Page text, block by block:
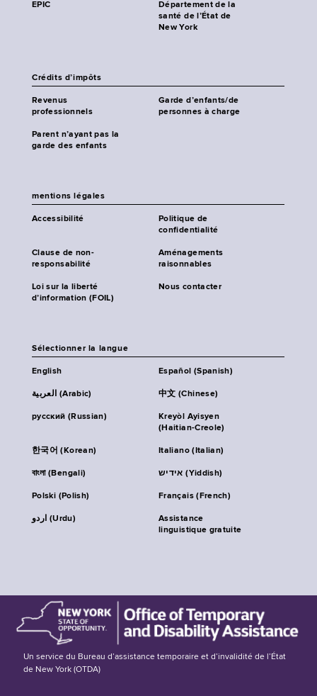
EPIC
Département de la
santé de l’État de
New York
Crédits d’impôts
Revenus
professionnels
Garde d’enfants/de
personnes à charge
Parent n’ayant pas la
garde des enfants
mentions légales
Accessibilité
Politique de
confidentialité
Clause de non-
responsabilité
Aménagements
raisonnables
Loi sur la liberté
d’information (FOIL)
Nous contacter
Sélectionner la langue
English Español (Spanish)
العربية (Arabic) 中文 (Chinese)
русский (Russian)
Kreyòl Ayisyen
(Haitian-Creole)
한국어 (Korean) Italiano (Italian)
বাংলা (Bengali) אידיש (Yiddish)
Polski (Polish) Français (French)
اردو (Urdu)
Assistance
linguistique gratuite
Un service du Bureau d’assistance temporaire et d’invalidité de l’État
de New York (OTDA)